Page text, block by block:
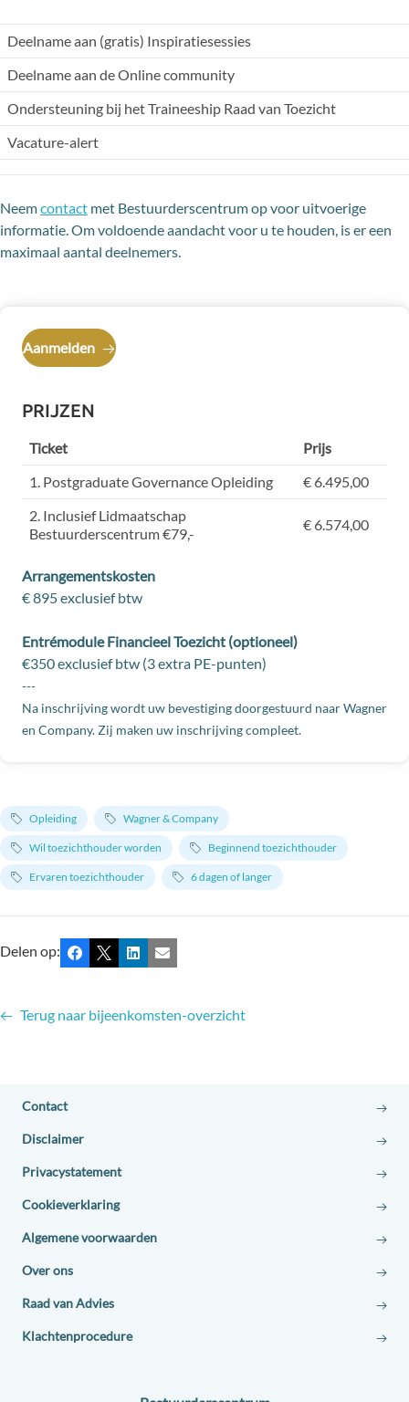
Deelname aan (gratis) Inspiratiesessies
Deelname aan de Online community
Ondersteuning bij het Traineeship Raad van Toezicht
Vacature-alert
Neemcontact met Bestuurderscentrum op voor uitvoerige
informatie. Om voldoende aandacht voor u te houden, is er een
maximaal aantal deelnemers.
Aanmelden
PRIJZEN
Ticket
Prijs
1. Postgraduate Governance Opleiding
€ 6.495,00
2. Inclusief Lidmaatschap
Bestuurderscentrum €79,-
€ 6.574,00
Arrangementskosten
€ 895 exclusief btw
Entrémodule Financieel Toezicht (optioneel)
€350 exclusief btw (3 extra PE-punten)
---
Na inschrijving wordt uw bevestiging doorgestuurd naar Wagner
en Company. Zij maken uw inschrijving compleet.
Opleiding Wagner & Company
Wil toezichthouder worden Beginnend toezichthouder
Ervaren toezichthouder 6 dagen of langer
Terug naar bijeenkomsten-overzicht
Delen op: Facebook
X LinkedInE-mail
Contact
Disclaimer
Privacystatement
Cookieverklaring
Algemene voorwaarden
Over ons
Raad van Advies
Klachtenprocedure